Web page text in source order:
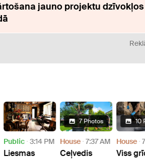
jauno projektu
House 1:39 PM
Kā atrast
Public 3:14 PM
Liesmas
7
House